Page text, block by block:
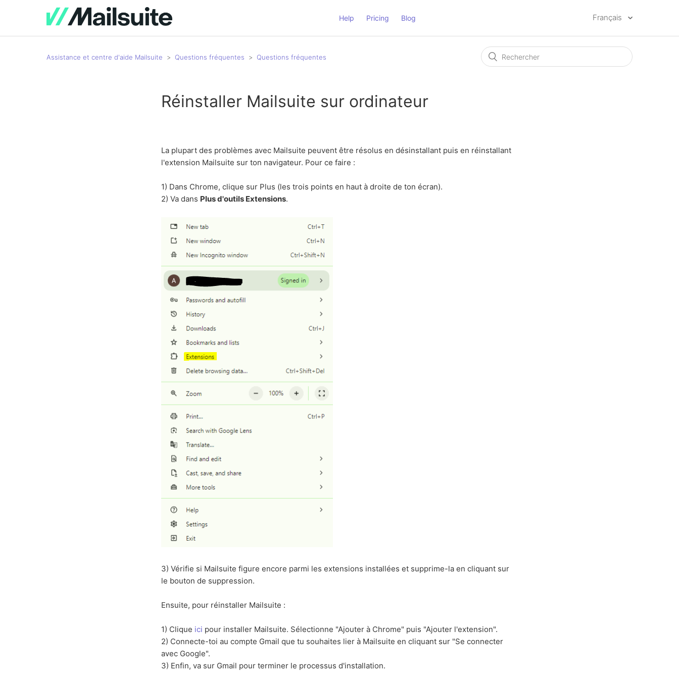
Help Pricing Blog Français
Assistance et centre d'aide Mailsuite Questions fréquentes Questions fréquentes
Réinstaller Mailsuite sur ordinateur
La plupart des problèmes avec Mailsuite peuvent être résolus en désinstallant puis en réinstallant
l'extension Mailsuite sur ton navigateur. Pour ce faire :
1) Dans Chrome, clique sur Plus (les trois points en haut à droite de ton écran).
2) Va dans Plus d'outils Extensions.
3) Vérifie si Mailsuite figure encore parmi les extensions installées et supprime-la en cliquant sur
le bouton de suppression.
Ensuite, pour réinstaller Mailsuite :
1) Clique ici pour installer Mailsuite. Sélectionne "Ajouter à Chrome" puis "Ajouter l'extension".
2) Connecte-toi au compte Gmail que tu souhaites lier à Mailsuite en cliquant sur "Se connecter
avec Google".
3) Enfin, va sur Gmail pour terminer le processus d'installation.